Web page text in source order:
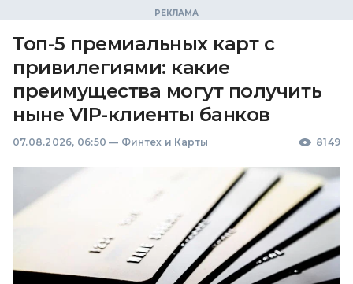
Топ-5 премиальных карт с
привилегиями: какие
преимущества могут получить
ныне VIP-клиенты банков
07.08.2026, 06:50 — Финтех и Карты 8149